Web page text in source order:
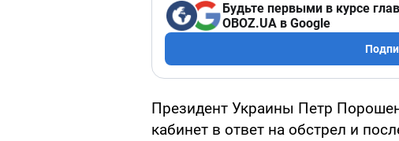
Будьте первыми в курсе
OBOZ.UA в Google
Президент Украины Петр
кабинет в ответ на обстрел и